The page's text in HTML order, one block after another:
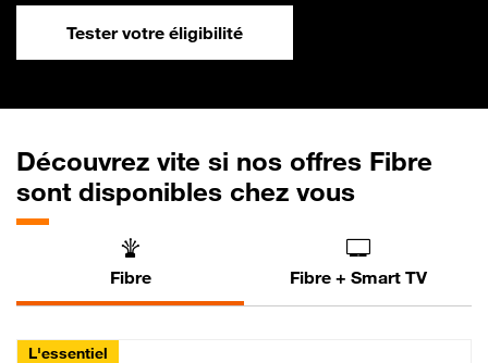
Tester votre éligibilité
Découvrez vite si nos offres Fibre
sont disponibles chez vous
Fibre Fibre + Smart TV
L'essentiel